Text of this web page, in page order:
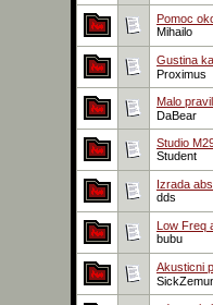
Pomoc
Mihailo
Gustina
Proximus
Malo
DaBear
Studio
Student
Izrada
dds
Low Freq
bubu
Akusticni